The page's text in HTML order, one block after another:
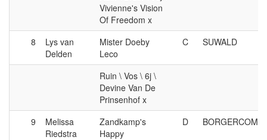
Vivienne's Vision
Of Freedom x
8
Lys van
Delden
Mister Doeby
Leco
C SUWALD
Ruin \ Vos \ 6j \
Devine Van De
Prinsenhof x
9
Melissa
Riedstra
Zandkamp's
Happy
D